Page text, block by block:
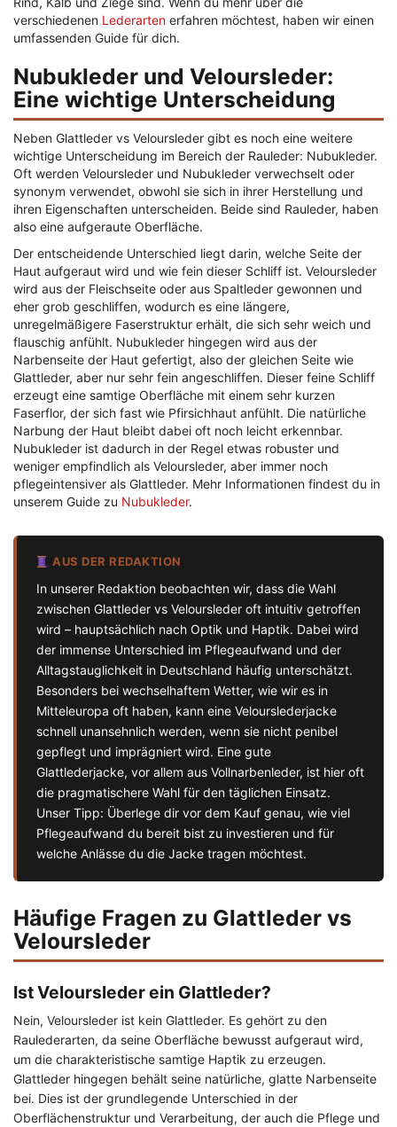
verschiedenen Lederarten erfahren möchtest, haben wir einen
umfassenden Guide für dich.
Nubukleder und Veloursleder:
Eine wichtige Unterscheidung
Neben Glattleder vs Veloursleder gibt es noch eine weitere
wichtige Unterscheidung im Bereich der Rauleder: Nubukleder.
Oft werden Veloursleder und Nubukleder verwechselt oder
synonym verwendet, obwohl sie sich in ihrer Herstellung und
ihren Eigenschaften unterscheiden. Beide sind Rauleder, haben
also eine aufgeraute Oberfläche.
Der entscheidende Unterschied liegt darin, welche Seite der
Haut aufgeraut wird und wie fein dieser Schliff ist. Veloursleder
wird aus der Fleischseite oder aus Spaltleder gewonnen und
eher grob geschliffen, wodurch es eine längere,
unregelmäßigere Faserstruktur erhält, die sich sehr weich und
flauschig anfühlt. Nubukleder hingegen wird aus der
Narbenseite der Haut gefertigt, also der gleichen Seite wie
Glattleder, aber nur sehr fein angeschliffen. Dieser feine Schliff
erzeugt eine samtige Oberfläche mit einem sehr kurzen
Faserflor, der sich fast wie Pfirsichhaut anfühlt. Die natürliche
Narbung der Haut bleibt dabei oft noch leicht erkennbar.
Nubukleder ist dadurch in der Regel etwas robuster und
weniger empfindlich als Veloursleder, aber immer noch
pflegeintensiver als Glattleder. Mehr Informationen findest du in
unserem Guide zu Nubukleder.
AUS DER REDAKTION
In unserer Redaktion beobachten wir, dass die Wahl
zwischen Glattleder vs Veloursleder oft intuitiv getroffen
wird – hauptsächlich nach Optik und Haptik. Dabei wird
der immense Unterschied im Pflegeaufwand und der
Alltagstauglichkeit in Deutschland häufig unterschätzt.
Besonders bei wechselhaftem Wetter, wie wir es in
Mitteleuropa oft haben, kann eine Velourslederjacke
schnell unansehnlich werden, wenn sie nicht penibel
gepflegt und imprägniert wird. Eine gute
Glattlederjacke, vor allem aus Vollnarbenleder, ist hier oft
die pragmatischere Wahl für den täglichen Einsatz.
Unser Tipp: Überlege dir vor dem Kauf genau, wie viel
Pflegeaufwand du bereit bist zu investieren und für
welche Anlässe du die Jacke tragen möchtest.
Häufige Fragen zu Glattleder vs
Veloursleder
Ist Veloursleder ein Glattleder?
Nein, Veloursleder ist kein Glattleder. Es gehört zu den
Raulederarten, da seine Oberfläche bewusst aufgeraut wird,
um die charakteristische samtige Haptik zu erzeugen.
Glattleder hingegen behält seine natürliche, glatte Narbenseite
bei. Dies ist der grundlegende Unterschied in der
Oberflächenstruktur und Verarbeitung, der auch die Pflege und